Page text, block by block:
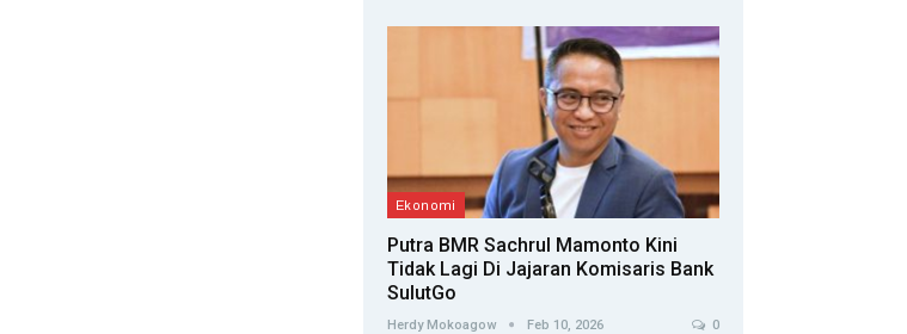
Ekonomi
Putra BMR Sachrul Mamonto Kini
Tidak Lagi Di Jajaran Komisaris Bank
SulutGo
Herdy Mokoagow Feb 10, 2026 0